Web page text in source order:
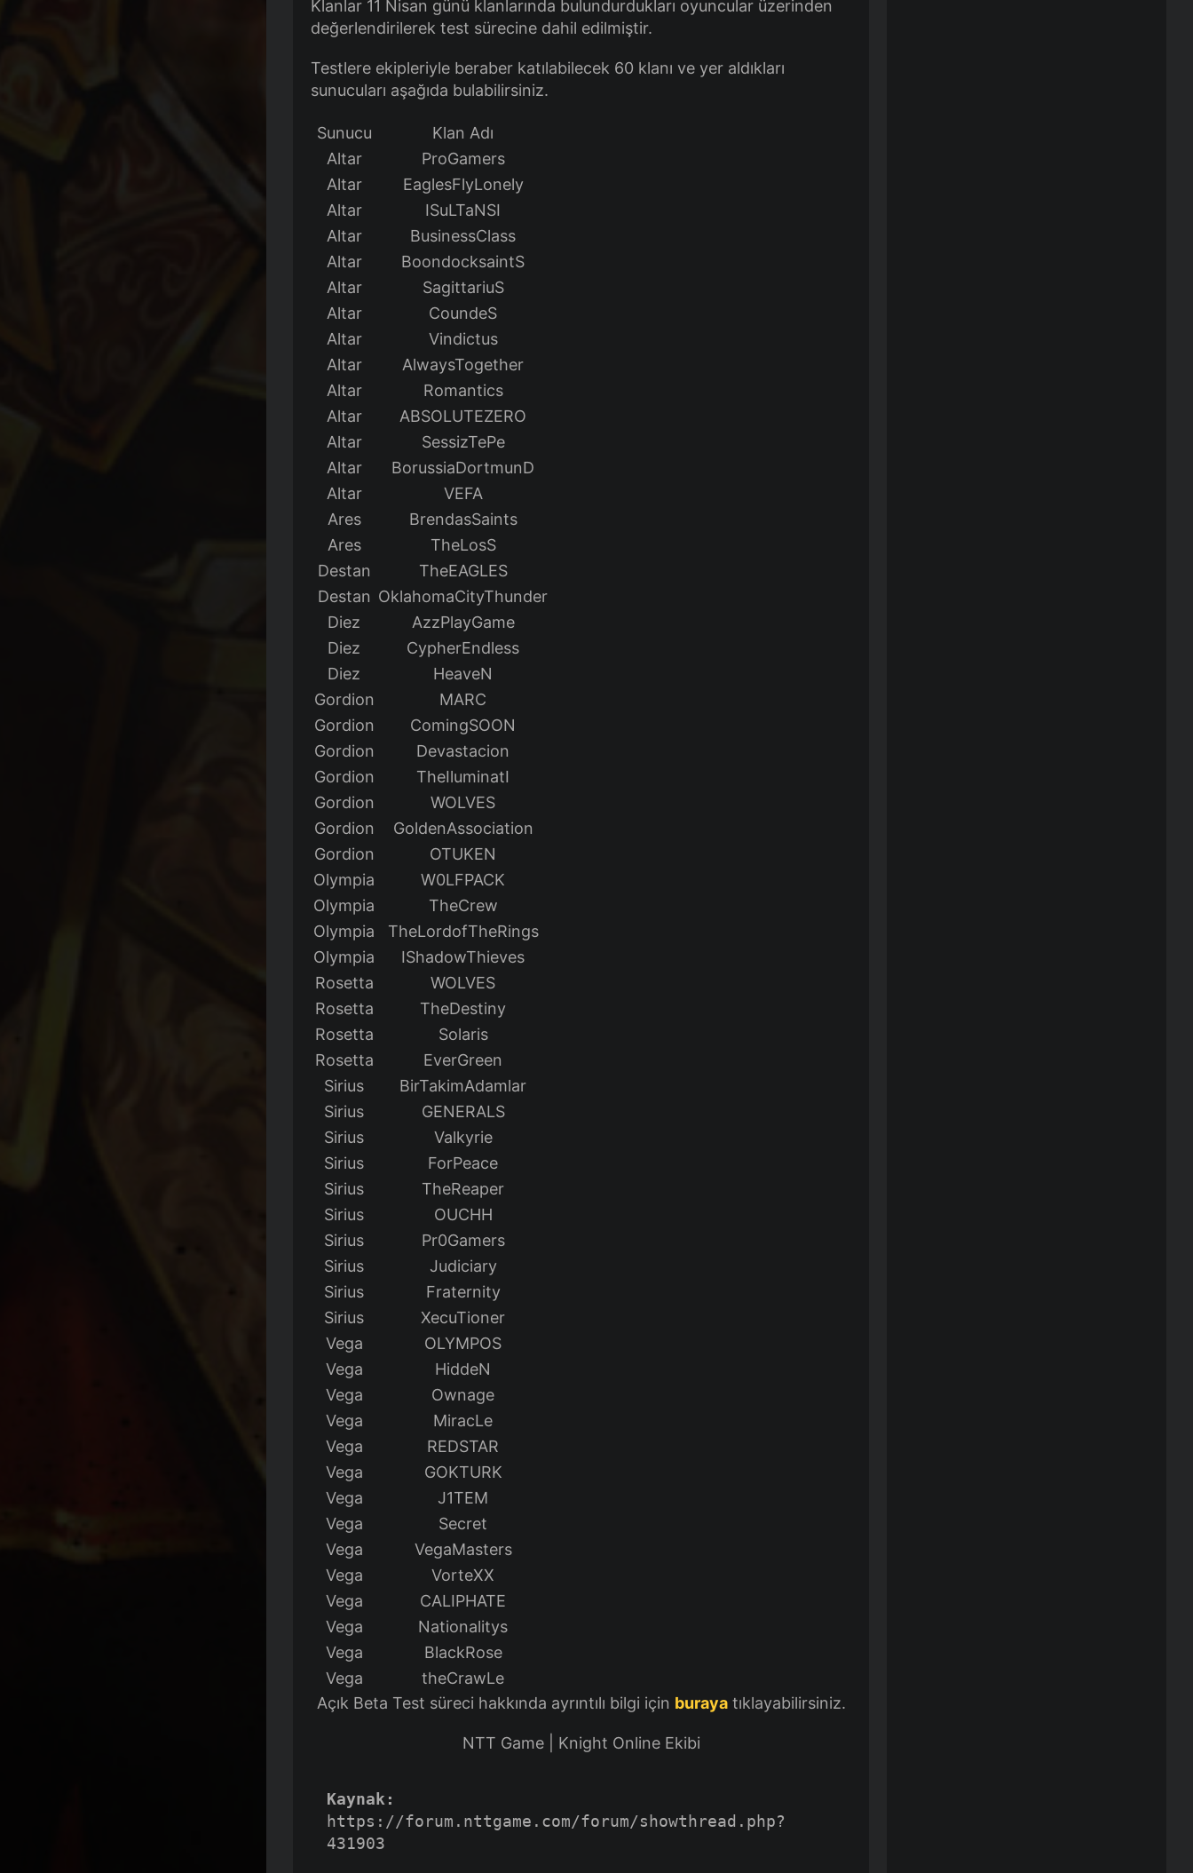
Klanlar 11 Nisan günü klanlarında bulundurdukları oyuncular üzerinden
değerlendirilerek test sürecine dahil edilmiştir.
Testlere ekipleriyle beraber katılabilecek 60 klanı ve yer aldıkları
sunucuları aşağıda bulabilirsiniz.
Sunucu
Klan Adı
Altar
ProGamers
Altar
EaglesFlyLonely
Altar
ISuLTaNSI
Altar
BusinessClass
Altar
BoondocksaintS
Altar
SagittariuS
Altar
CoundeS
Altar
Vindictus
Altar
AlwaysTogether
Altar
Romantics
Altar
ABSOLUTEZERO
Altar
SessizTePe
Altar
BorussiaDortmunD
Altar
VEFA
Ares
BrendasSaints
Ares
TheLosS
Destan
TheEAGLES
Destan OklahomaCityThunder
Diez
AzzPlayGame
Diez
CypherEndless
Diez
HeaveN
Gordion
MARC
Gordion
ComingSOON
Gordion
Devastacion
Gordion
TheIluminatI
Gordion
WOLVES
Gordion
GoldenAssociation
Gordion
OTUKEN
Olympia
W0LFPACK
Olympia
TheCrew
Olympia
TheLordofTheRings
Olympia
IShadowThieves
Rosetta
WOLVES
Rosetta
TheDestiny
Rosetta
Solaris
Rosetta
EverGreen
Sirius
BirTakimAdamlar
Sirius
GENERALS
Sirius
Valkyrie
Sirius
ForPeace
Sirius
TheReaper
Sirius
OUCHH
Sirius
Pr0Gamers
Sirius
Judiciary
Sirius
Fraternity
Sirius
XecuTioner
Vega
OLYMPOS
Vega
HiddeN
Vega
Ownage
Vega
MiracLe
Vega
REDSTAR
Vega
GOKTURK
Vega
J1TEM
Vega
Secret
Vega
VegaMasters
Vega
VorteXX
Vega
CALIPHATE
Vega
Nationalitys
Vega
BlackRose
Vega
theCrawLe
Açık Beta Test süreci hakkında ayrıntılı bilgi için burayatıklayabilirsiniz.
NTT Game | Knight Online Ekibi
Kaynak:
https://forum.nttgame.com/forum/showthread.php?
431903